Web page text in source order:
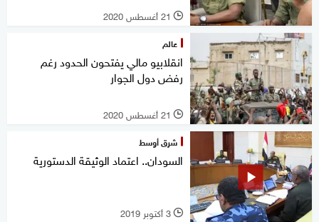
l 21 أغسطس 2020
عالم
انقلابيو مالي يفتحون الحدود رغم
رفض دول الجوار
l 21 أغسطس 2020
شرق أوسط
السودان.. اعتماد الوثيقة الدستورية
l 3 أكتوبر 2019